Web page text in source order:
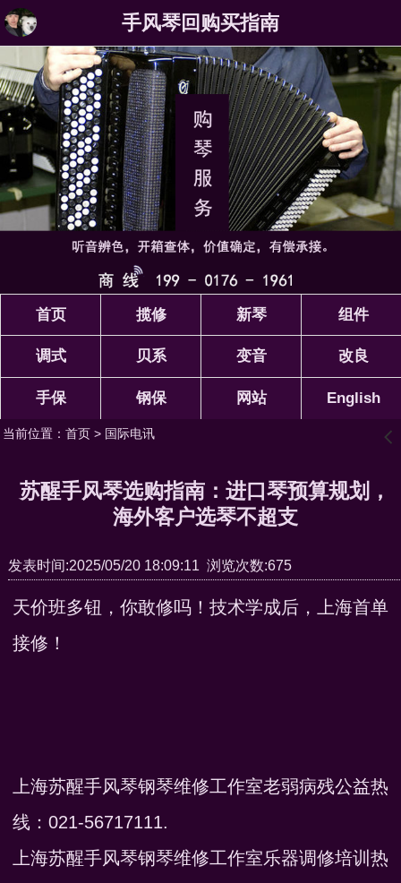
手风琴回购买指南
首页 揽修 新琴 组件
调式 贝系 变音 改良
手保 钢保 网站 English
当前位置： 首页> 国际电讯 󰊒
苏醒手风琴选购指南：进口琴预算规划，
海外客户选琴不超支
发表时间:2025/05/20 18:09:11 浏览次数:675
天价班多钮，你敢修吗！技术学成后，上海首单
接修！
上海苏醒手风琴钢琴维修工作室老弱病残公益热
线：021-56717111.
上海苏醒手风琴钢琴维修工作室乐器调修培训热